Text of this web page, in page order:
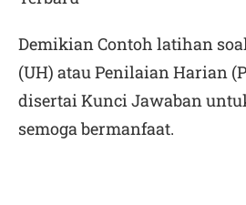
DemikianContoh latihan
(UH) atau Penilaian Harian
disertai Kunci Jawaban
semoga bermanfaat.